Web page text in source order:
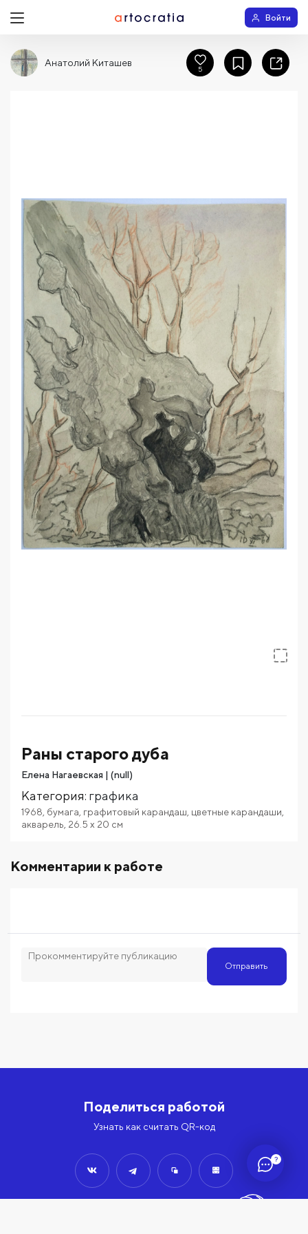
?
Войти
Раны старого дуба
Елена Нагаевская | (null)
Категория: графика
1968 бумага графитовый карандаш цветные карандаши
акварель 26.5 x 20 см
Комментарии к работе
Отправить
Анатолий Киташев
5
Поделиться работой
Узнать как считать QR-код